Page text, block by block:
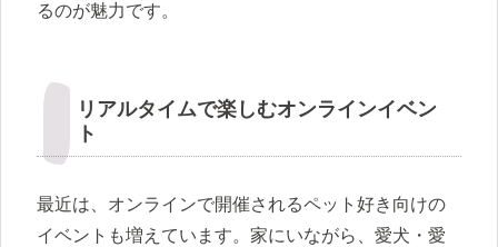
るのが魅力です。
リアルタイムで楽しむオンラインイベン
ト
最近は、オンラインで開催されるペット好き向けの
イベントも増えています。家にいながら、愛犬・愛